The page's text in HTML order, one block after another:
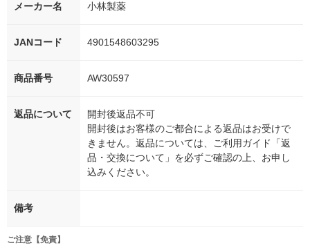
メーカー名 小林製薬
JANコード 4901548603295
商品番号 AW30597
返品について
開封後返品不可
開封後はお客様のご都合による返品はお受けで
きません。返品については、ご利用ガイド「返
品・交換について」を必ずご確認の上、お申し
込みください。
備考
ご注意【免責】